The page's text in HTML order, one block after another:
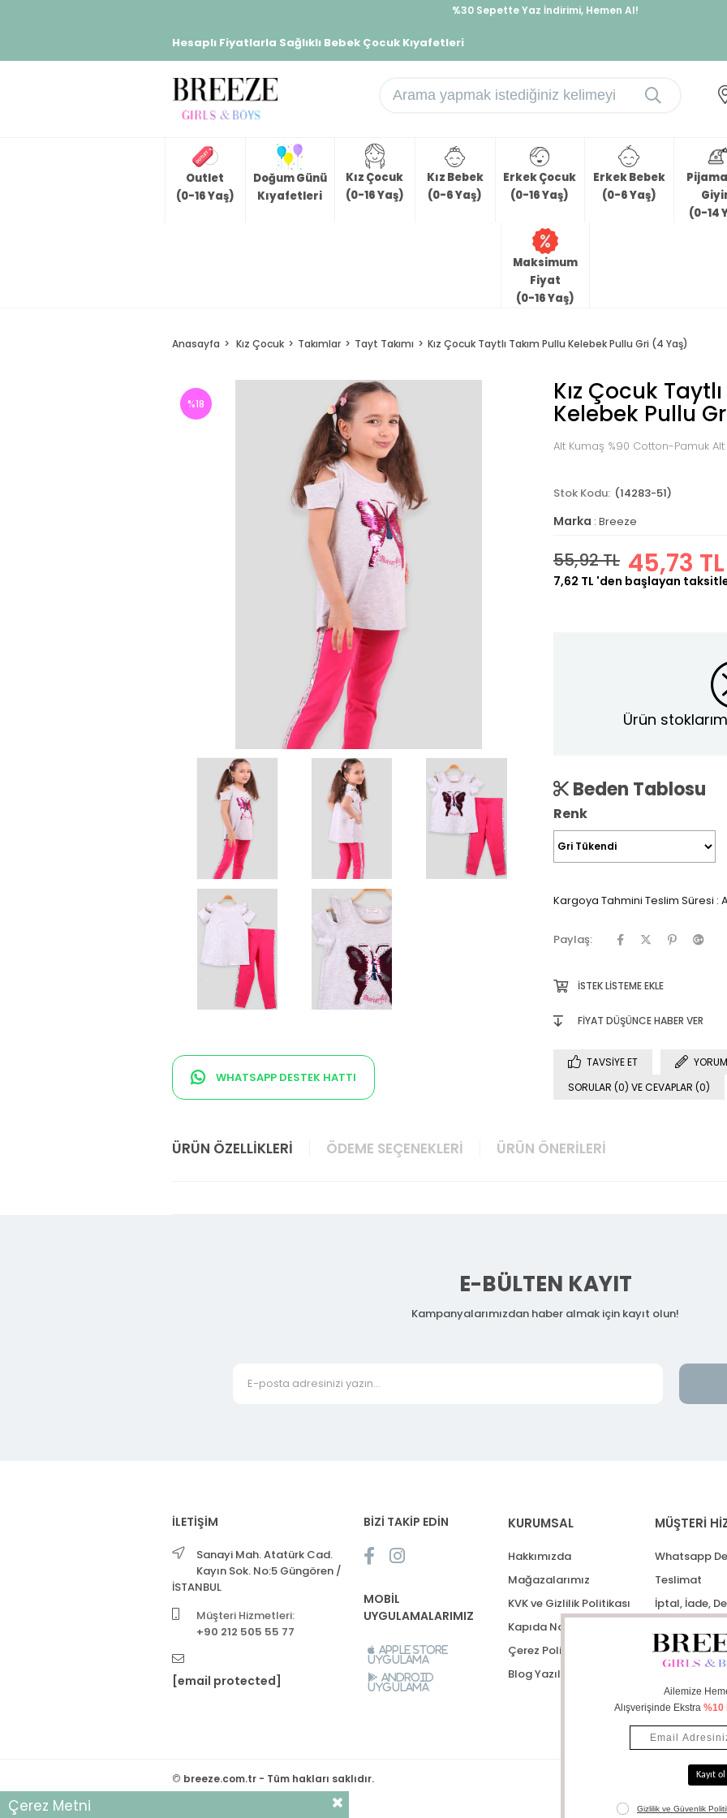
%30 Sepette Yaz İndirimi, Hemen Al!
Hesaplı Fiyatlarla Sağlıklı Bebek Çocuk Kıyafetleri
Outlet
(0-16 Yaş)
Doğum Günü
Kıyafetleri
Kız Çocuk
(0-16 Yaş)
Kız Bebek
(0-6 Yaş)
Erkek Çocuk
(0-16 Yaş)
Erkek Bebek
(0-6 Yaş)
(0-14
Maksimum
Fiyat
(0-16 Yaş)
Anasayfa Kız Çocuk Takımlar Tayt Takımı Kız Çocuk Taytlı Takım Pullu Kelebek Pullu Gri (4 Yaş)
%18
WHATSAPP DESTEK HATTI
Kız Çocuk
Kelebek Pullu
Alt Kumaş %90 Cotton-Pamuk Alt
(14283-51)
Marka : Breeze
55,92 TL 45,73 TL
7,62 TL 'den başlayan
Ürün
Beden Tablosu
Renk
Kargoya Tahmini Teslim Süresi :
Paylaş:
İSTEK LISTEME EKLE
FIYAT DÜŞÜNCE HABER VER
TAVSIYE ET
SORULAR (0) VE CEVAPLAR (0)
ÜRÜN ÖZELLIKLERI ÖDEME SEÇENEKLERI ÜRÜN ÖNERILERI
E-BÜLTEN KAYIT
Kampanyalarımızdan haber almak için kayıt olun!
İLETİŞİM
Sanayi Mah. Atatürk Cad.
Kayın Sok. No:5 Güngören /
İSTANBUL
Müşteri Hizmetleri:
+90 212 505 55 77
[email protected]
BİZİ TAKİP EDİN
MOBİL
UYGULAMALARIMIZ
Apple Store
Uygulama
Android
Uygulama
KURUMSAL
Hakkımızda
Mağazalarımız
KVK ve Gizlilik Politikası
Kapıda Nakit Ödeme
Çerez Politikası
Blog Yazıları
MÜŞTERİ
Whatsapp
Teslimat
İptal, İade,
© breeze.com.tr - Tüm hakları saklıdır.
Çerez Metni